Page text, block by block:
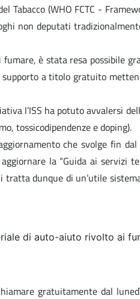
(WHO FCTC -
non deputati
è stata resa possibile
a titolo gratuito
l’ISS ha potuto avvalersi
tossicodipendenze e doping).
che svolge fin
la “Guida ai servizi
dunque di un’utile
di auto-aiuto rivolto ai
gratuitamente dal